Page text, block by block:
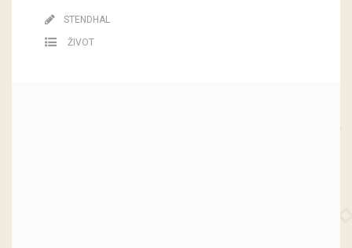
STENDHAL
ŽIVOT